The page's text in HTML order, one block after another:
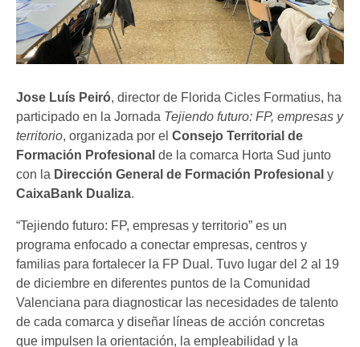
Jose Luís Peiró, director de Florida Cicles Formatius, ha
participado en la Jornada Tejiendo futuro: FP, empresas y
territorio, organizada por el Consejo Territorial de
Formación Profesional de la comarca Horta Sud junto
con la Dirección General de Formación Profesional y
CaixaBank Dualiza.
“Tejiendo futuro: FP, empresas y territorio” es un
programa enfocado a conectar empresas, centros y
familias para fortalecer la FP Dual. Tuvo lugar del 2 al 19
de diciembre en diferentes puntos de la Comunidad
Valenciana para diagnosticar las necesidades de talento
de cada comarca y diseñar líneas de acción concretas
que impulsen la orientación, la empleabilidad y la